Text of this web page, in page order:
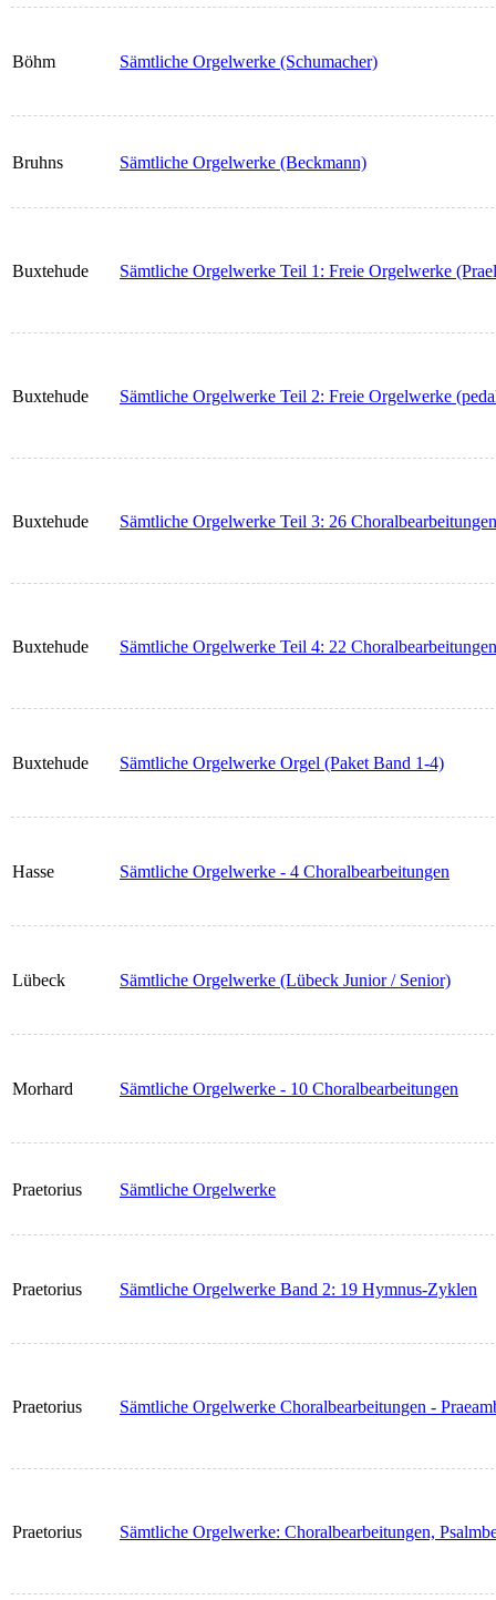
Böhm Sämtliche Orgelwerke (Schumacher)
Bruhns Sämtliche Orgelwerke (Beckmann)
Buxtehude Sämtliche Orgelwerke Teil 1: Freie Orgelwerke
Buxtehude Sämtliche Orgelwerke Teil 2: Freie Orgelwerke
Buxtehude Sämtliche Orgelwerke Teil 3: 26
Buxtehude Sämtliche Orgelwerke Teil 4: 22
Buxtehude Sämtliche Orgelwerke Orgel (Paket Band 1-4)
Hasse Sämtliche Orgelwerke - 4 Choralbearbeitungen
Lübeck Sämtliche Orgelwerke (Lübeck Junior / Senior)
Morhard Sämtliche Orgelwerke - 10 Choralbearbeitungen
Praetorius Sämtliche Orgelwerke
Praetorius Sämtliche Orgelwerke Band 2: 19 Hymnus-Zyklen
Praetorius Sämtliche Orgelwerke Choralbearbeitungen -
Praetorius Sämtliche Orgelwerke: Choralbearbeitungen,